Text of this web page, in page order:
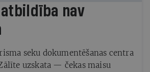
nav
seku dokumentēšanas centra
uzskata — čekas maisu